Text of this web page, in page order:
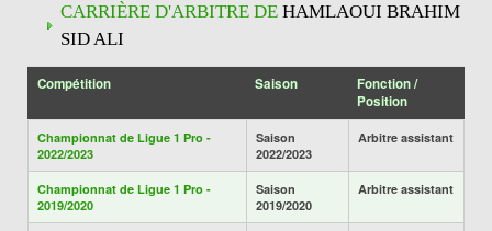
CARRIÈRE D'ARBITRE DE HAMLAOUI BRAHIM
SID ALI
Compétition Saison
Fonction /
Position
Championnat de Ligue 1 Pro -
2022/2023
Saison
2022/2023
Arbitre assistant
Championnat de Ligue 1 Pro -
2019/2020
Saison
2019/2020
Arbitre assistant